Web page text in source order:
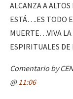
ALCANZA A
ESTÁ….ES TODO
MUERTE…VIVA LA
ESPIRITUALES
Comentario by
@11:06